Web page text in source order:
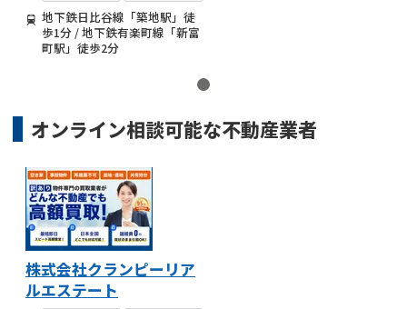
地下鉄日比谷線「築地駅」徒
歩1分 / 地下鉄有楽町線「新富
町駅」徒歩2分
オンライン相談可能な不動産業者
株式会社クランピーリア
ルエステート